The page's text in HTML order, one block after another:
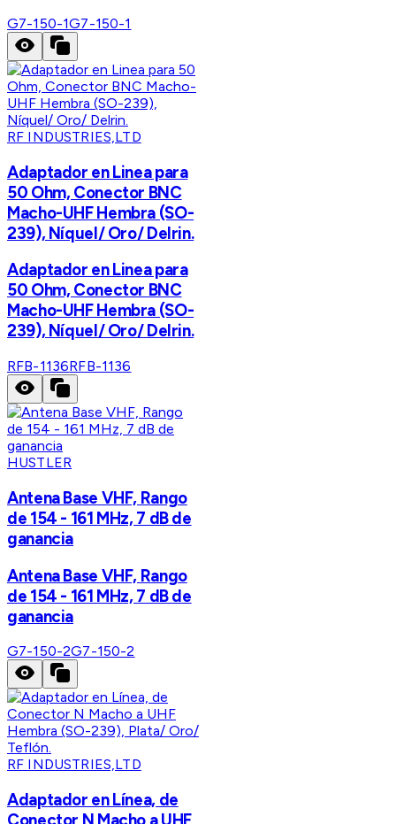
G7-150-1G7-150-1
RF INDUSTRIES,LTD
Adaptador en Linea para
50 Ohm, Conector BNC
Macho-UHF Hembra (SO-
239), Níquel/ Oro/ Delrin.
Adaptador en Linea para
50 Ohm, Conector BNC
Macho-UHF Hembra (SO-
239), Níquel/ Oro/ Delrin.
RFB-1136RFB-1136
HUSTLER
Antena Base VHF, Rango
de 154 - 161 MHz, 7 dB de
ganancia
Antena Base VHF, Rango
de 154 - 161 MHz, 7 dB de
ganancia
G7-150-2G7-150-2
RF INDUSTRIES,LTD
Adaptador en Línea, de